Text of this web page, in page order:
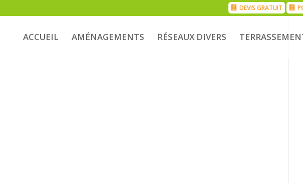
DEVIS GRATUIT
ACCUEIL AMÉNAGEMENTS RÉSEAUX DIVERS